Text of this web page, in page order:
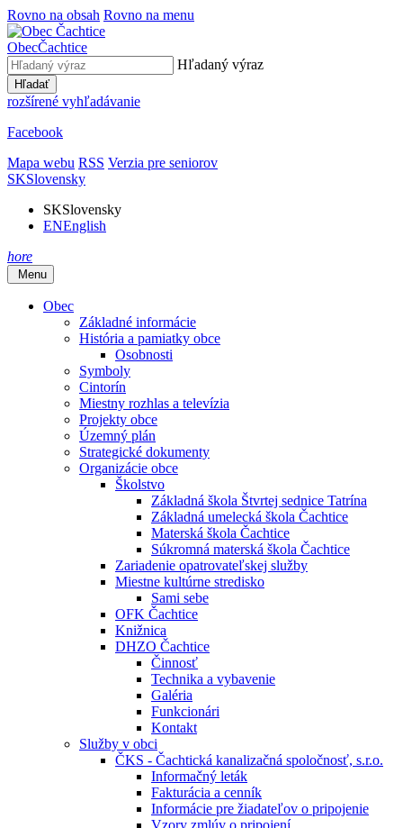
Rovno na obsah Rovno na menu
ObecČachtice
Hľadaný výraz
Hľadať
rozšírené vyhľadávanie
Facebook
Mapa webu RSS Verzia pre seniorov
SKSlovensky
SKSlovensky
ENEnglish
hore
Menu
Obec
Základné informácie
História a pamiatky obce
Osobnosti
Symboly
Cintorín
Miestny rozhlas a televízia
Projekty obce
Územný plán
Strategické dokumenty
Organizácie obce
Školstvo
Základná škola Štvrtej sednice Tatrína
Základná umelecká škola Čachtice
Materská škola Čachtice
Súkromná materská škola Čachtice
Zariadenie opatrovateľskej služby
Miestne kultúrne stredisko
Sami sebe
OFK Čachtice
Knižnica
DHZO Čachtice
Činnosť
Technika a vybavenie
Galéria
Funkcionári
Kontakt
Služby v obci
ČKS - Čachtická kanalizačná spoločnosť, s.r.o.
Informačný leták
Fakturácia a cenník
Informácie pre žiadateľov o pripojenie
Vzory zmlúv o pripojení